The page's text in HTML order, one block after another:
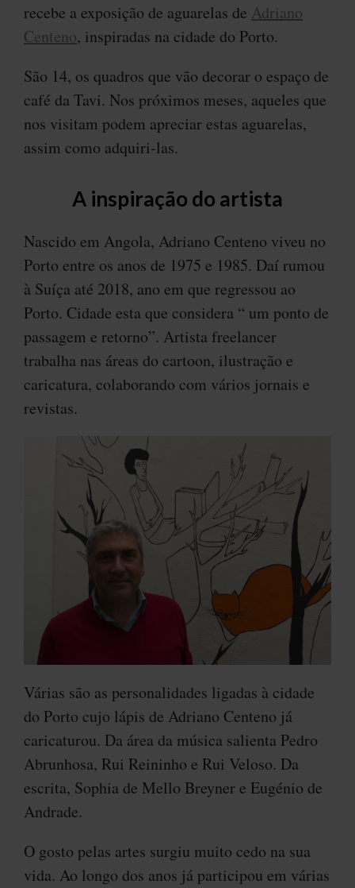
recebe a exposição de aguarelas de Adriano
Centeno, inspiradas na cidade do Porto.
São 14, os quadros que vão decorar o espaço de
café da Tavi. Nos próximos meses, aqueles que
nos visitam podem apreciar estas aguarelas,
assim como adquiri-las.
A inspiração do artista
Nascido em Angola, Adriano Centeno viveu no
Porto entre os anos de 1975 e 1985. Daí rumou
à Suíça até 2018, ano em que regressou ao
Porto. Cidade esta que considera “ um ponto de
passagem e retorno”. Artista freelancer
trabalha nas áreas do cartoon, ilustração e
caricatura, colaborando com vários jornais e
revistas.
Várias são as personalidades ligadas à cidade
do Porto cujo lápis de Adriano Centeno já
caricaturou. Da área da música salienta Pedro
Abrunhosa, Rui Reininho e Rui Veloso. Da
escrita, Sophia de Mello Breyner e Eugénio de
Andrade.
O gosto pelas artes surgiu muito cedo na sua
vida. Ao longo dos anos já participou em várias